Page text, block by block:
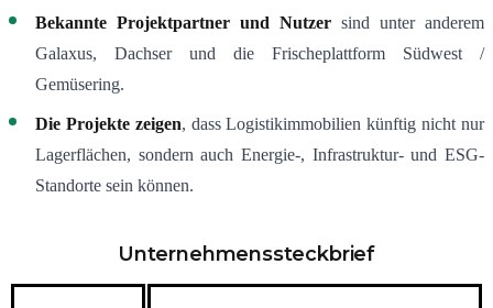
Bekannte Projektpartner und Nutzer sind unter anderem
Galaxus, Dachser und die Frischeplattform Südwest /
Gemüsering.
Die Projekte zeigen, dass Logistikimmobilien künftig nicht nur
Lagerflächen, sondern auch Energie-, Infrastruktur- und ESG-
Standorte sein können.
Unternehmenssteckbrief